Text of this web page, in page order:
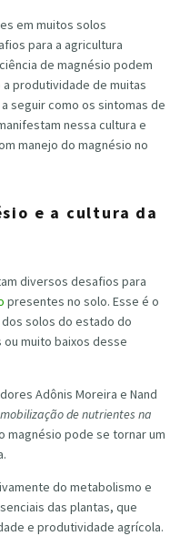
em muitos solos
para a agricultura
de magnésio podem
produtividade de muitas
seguir como os sintomas de
nessa cultura e
manejo do magnésio no
e a cultura da
diversos desafios para
presentes no solo. Esse é o
solos do estado do
muito baixos desse
Adônis Moreira e Nand
de nutrientes na
magnésio pode se tornar um
do metabolismo e
das plantas, que
e produtividade agrícola.